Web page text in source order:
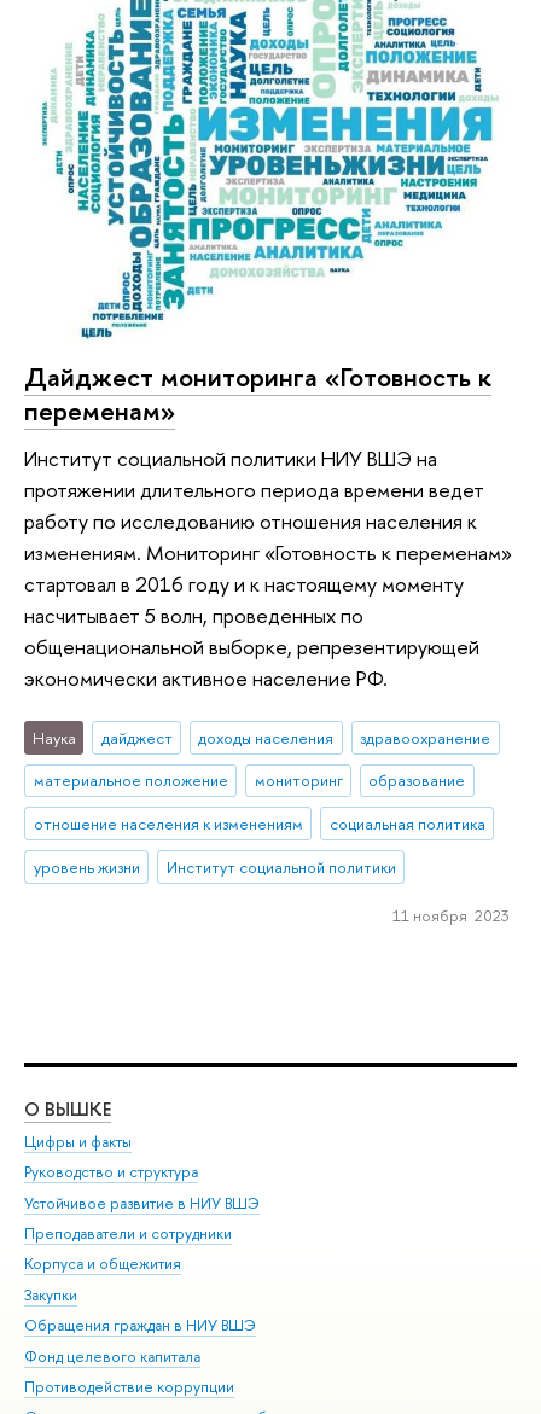
Дайджест мониторинга «Готовность к
переменам»
Институт социальной политики НИУ ВШЭ на
протяжении длительного периода времени ведет
работу по исследованию отношения населения к
изменениям. Мониторинг «Готовность к переменам»
стартовал в 2016 году и к настоящему моменту
насчитывает 5 волн, проведенных по
общенациональной выборке, репрезентирующей
экономически активное население РФ.
Наука дайджест доходы населения
здравоохранение
материальное положение
мониторинг
образование
отношение населения к изменениям
социальная политика
уровень жизни
Институт социальной политики
11 ноября 2023
О ВЫШКЕ
Цифры и факты
Руководство и структура
Устойчивое развитие в НИУ ВШЭ
Преподаватели и сотрудники
Корпуса и общежития
Закупки
Обращения граждан в НИУ ВШЭ
Фонд целевого капитала
Противодействие коррупции